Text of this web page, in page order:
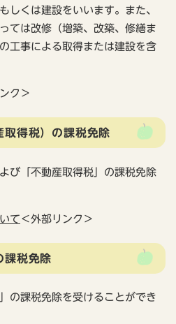
しくは建設をいいます。また、
ては改修（増築、改築、修繕ま
工事による取得または建設を含
ク＞
取得税）の課税免除
び「不動産取得税」の課税免除
て ＜外部リンク＞
課税免除
の課税免除を受けることができ